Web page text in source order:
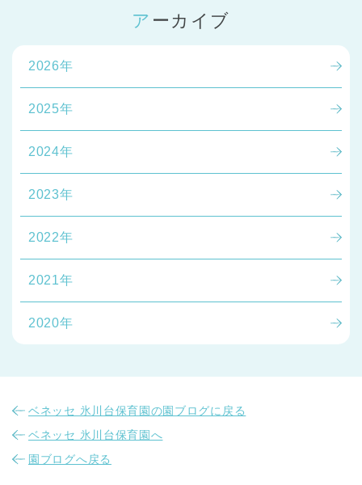
アーカイブ
2026年
2025年
2024年
2023年
2022年
2021年
2020年
ベネッセ 氷川台保育園の園ブログに戻る
ベネッセ 氷川台保育園へ
園ブログへ戻る